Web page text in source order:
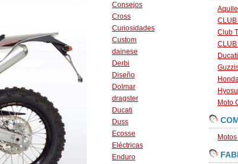
Consejos
Cross
Curiosidades
Custom
dainese
Derbi
Diseño
Dolmar
dragster
Ducati
Duss
Ecosse
Eléctricas
Enduro
CLUB
Club
Moto